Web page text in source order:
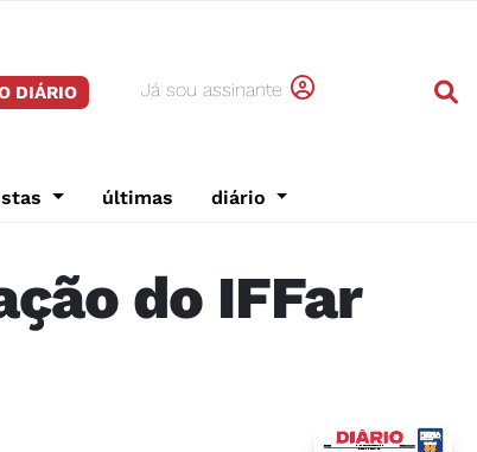
DIÁRIO Já sou assinante
últimas diário
do IFFar